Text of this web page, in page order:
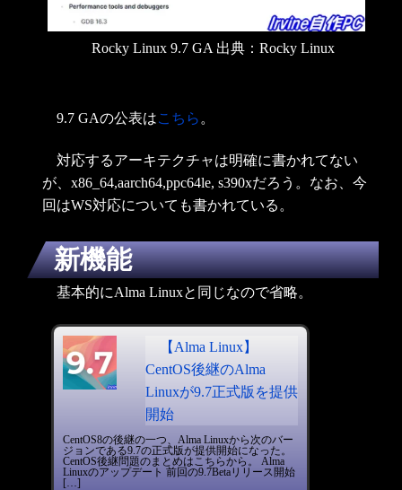
Rocky Linux 9.7 GA 出典：Rocky Linux
9.7 GAの公表はこちら 。
対応するアーキテクチャは明確に書かれてない
が、x86_64,aarch64,ppc64le, s390xだろう。なお、今
回はWS対応についても書かれている。
新機能
基本的にAlma Linuxと同じなので省略。
【Alma Linux】
CentOS後継のAlma
Linuxが9.7正式版を提供
開始
CentOS8の後継の一つ、Alma Linuxから次のバー
ジョンである9.7の正式版が提供開始になった。
CentOS後継問題のまとめはこちらから。 Alma
Linuxのアップデート 前回の9.7Betaリリース開始
[…]